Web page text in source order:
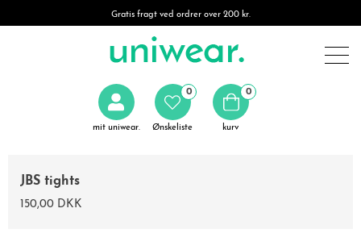
Gratis fragt ved ordrer over 200 kr.
mit uniwear. Ønskeliste
0 0
kurv
JBS tights
150,00 DKK